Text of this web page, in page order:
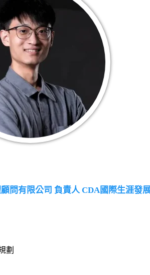
問有限公司 負責人 CDA國際生涯發
劃